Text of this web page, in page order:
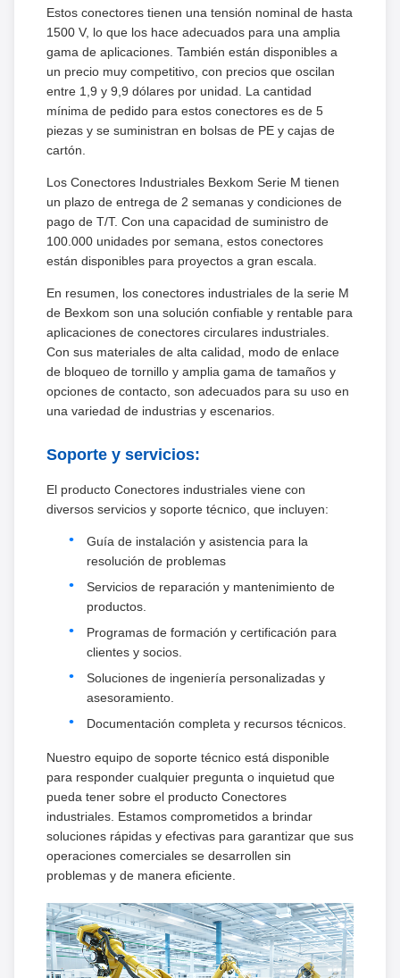
Estos conectores tienen una tensión nominal de hasta
1500 V, lo que los hace adecuados para una amplia
gama de aplicaciones. También están disponibles a
un precio muy competitivo, con precios que oscilan
entre 1,9 y 9,9 dólares por unidad. La cantidad
mínima de pedido para estos conectores es de 5
piezas y se suministran en bolsas de PE y cajas de
cartón.
Los Conectores Industriales Bexkom Serie M tienen
un plazo de entrega de 2 semanas y condiciones de
pago de T/T. Con una capacidad de suministro de
100.000 unidades por semana, estos conectores
están disponibles para proyectos a gran escala.
En resumen, los conectores industriales de la serie M
de Bexkom son una solución confiable y rentable para
aplicaciones de conectores circulares industriales.
Con sus materiales de alta calidad, modo de enlace
de bloqueo de tornillo y amplia gama de tamaños y
opciones de contacto, son adecuados para su uso en
una variedad de industrias y escenarios.
Soporte y servicios:
El producto Conectores industriales viene con
diversos servicios y soporte técnico, que incluyen:
Guía de instalación y asistencia para la
resolución de problemas
Servicios de reparación y mantenimiento de
productos.
Programas de formación y certificación para
clientes y socios.
Soluciones de ingeniería personalizadas y
asesoramiento.
Documentación completa y recursos técnicos.
Nuestro equipo de soporte técnico está disponible
para responder cualquier pregunta o inquietud que
pueda tener sobre el producto Conectores
industriales. Estamos comprometidos a brindar
soluciones rápidas y efectivas para garantizar que sus
operaciones comerciales se desarrollen sin
problemas y de manera eficiente.